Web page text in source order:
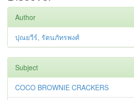
Author
ปุณยวีร์, รัตนภัทรพงศ์
Subject
COCO BROWNIE CRACKERS